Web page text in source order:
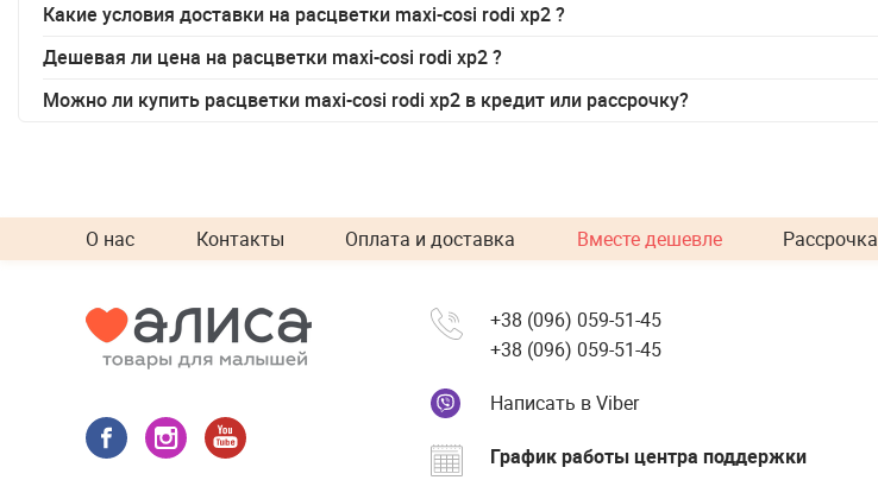
Какие условия доставки на расцветки maxi-cosi rodi xp2?
Дешевая ли цена на расцветки maxi-cosi rodi xp2?
Можно ли купить расцветки maxi-cosi rodi xp2 в кредит или рассрочку?
О нас Контакты Оплата и доставка Вместе дешевле Рассрочка
+38 (096) 059-51-45
+38 (096) 059-51-45
Написать в Viber
График работы центра поддержки